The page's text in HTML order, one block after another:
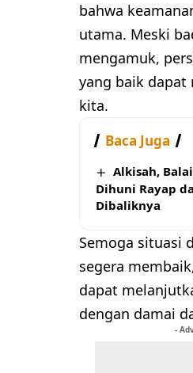
bahwa
utama. Meski
mengamuk,
yang baik
kita.
Baca Juga
Alkisah,
Dihuni Rayap
Dibaliknya
Semoga situasi
segera
dapat
dengan damai
-